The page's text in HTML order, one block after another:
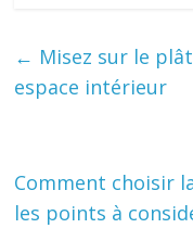
← Misez sur le
espace intérieur
Comment choisir
les points à